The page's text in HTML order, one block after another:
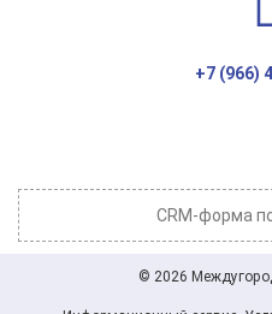
+7 (966)
CRM-форма
© 2026